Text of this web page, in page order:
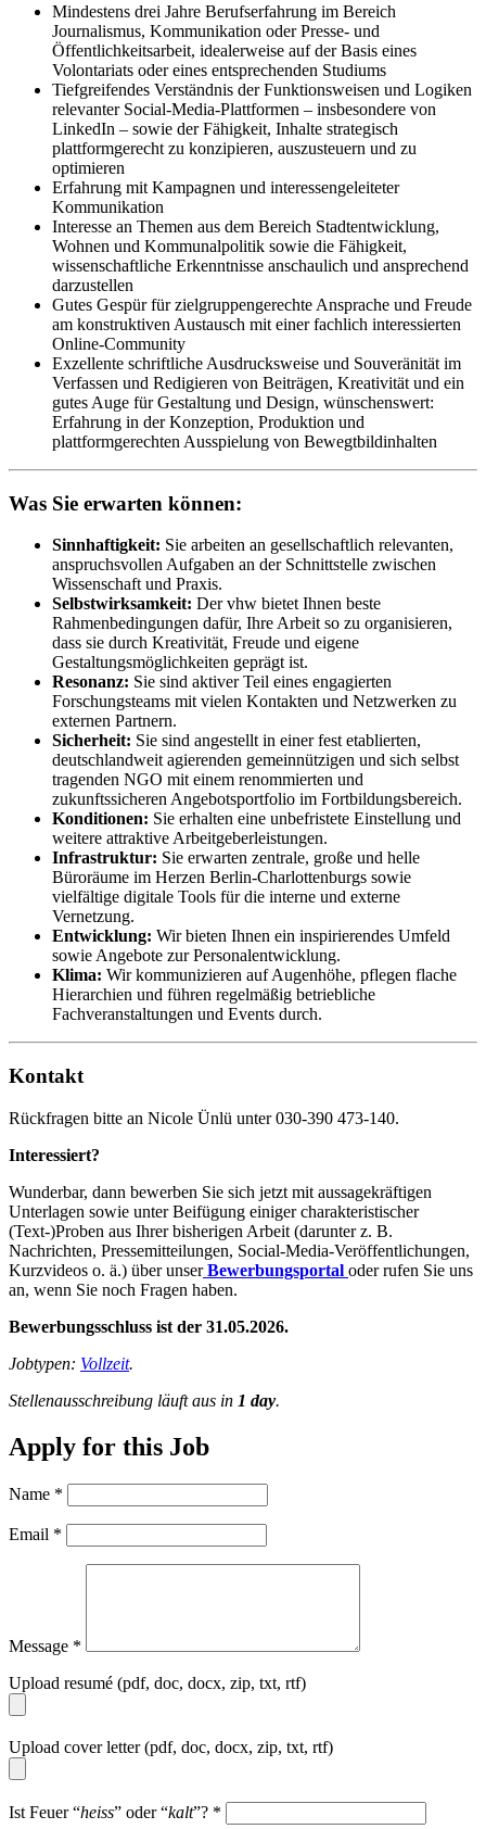
Mindestens drei Jahre Berufserfahrung im Bereich
Journalismus, Kommunikation oder Presse- und
Öffentlichkeitsarbeit, idealerweise auf der Basis eines
Volontariats oder eines entsprechenden Studiums
Tiefgreifendes Verständnis der Funktionsweisen und Logiken
relevanter Social-Media-Plattformen – insbesondere von
LinkedIn – sowie der Fähigkeit, Inhalte strategisch
plattformgerecht zu konzipieren, auszusteuern und zu
optimieren
Erfahrung mit Kampagnen und interessengeleiteter
Kommunikation
Interesse an Themen aus dem Bereich Stadtentwicklung,
Wohnen und Kommunalpolitik sowie die Fähigkeit,
wissenschaftliche Erkenntnisse anschaulich und ansprechend
darzustellen
Gutes Gespür für zielgruppengerechte Ansprache und Freude
am konstruktiven Austausch mit einer fachlich interessierten
Online-Community
Exzellente schriftliche Ausdrucksweise und Souveränität im
Verfassen und Redigieren von Beiträgen, Kreativität und ein
gutes Auge für Gestaltung und Design, wünschenswert:
Erfahrung in der Konzeption, Produktion und
plattformgerechten Ausspielung von Bewegtbildinhalten
Was Sie erwarten können:
Sinnhaftigkeit: Sie arbeiten an gesellschaftlich relevanten,
anspruchsvollen Aufgaben an der Schnittstelle zwischen
Wissenschaft und Praxis.
Selbstwirksamkeit: Der vhw bietet Ihnen beste
Rahmenbedingungen dafür, Ihre Arbeit so zu organisieren,
dass sie durch Kreativität, Freude und eigene
Gestaltungsmöglichkeiten geprägt ist.
Resonanz: Sie sind aktiver Teil eines engagierten
Forschungsteams mit vielen Kontakten und Netzwerken zu
externen Partnern.
Sicherheit: Sie sind angestellt in einer fest etablierten,
deutschlandweit agierenden gemeinnützigen und sich selbst
tragenden NGO mit einem renommierten und
zukunftssicheren Angebotsportfolio im Fortbildungsbereich.
Konditionen: Sie erhalten eine unbefristete Einstellung und
weitere attraktive Arbeitgeberleistungen.
Infrastruktur: Sie erwarten zentrale, große und helle
Büroräume im Herzen Berlin-Charlottenburgs sowie
vielfältige digitale Tools für die interne und externe
Vernetzung.
Entwicklung: Wir bieten Ihnen ein inspirierendes Umfeld
sowie Angebote zur Personalentwicklung.
Klima: Wir kommunizieren auf Augenhöhe, pflegen flache
Hierarchien und führen regelmäßig betriebliche
Fachveranstaltungen und Events durch.
Kontakt
Rückfragen bitte an Nicole Ünlü unter 030-390 473-140.
Interessiert?
Wunderbar, dann bewerben Sie sich jetzt mit aussagekräftigen
Unterlagen sowie unter Beifügung einiger charakteristischer
(Text-)Proben aus Ihrer bisherigen Arbeit (darunter z. B.
Nachrichten, Pressemitteilungen, Social-Media-Veröffentlichungen,
Kurzvideos o. ä.) über unserBewerbungsportal oder rufen Sie uns
an, wenn Sie noch Fragen haben.
Bewerbungsschluss ist der 31.05.2026.
Jobtypen: Vollzeit.
Stellenausschreibung läuft aus in 1 day.
Apply for this Job
Name *
Email *
Message *
Upload resumé (pdf, doc, docx, zip, txt, rtf)
Upload cover letter (pdf, doc, docx, zip, txt, rtf)
Ist Feuer “heiss” oder “kalt”? *